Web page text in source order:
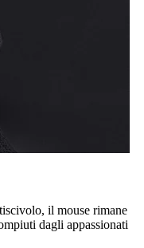
il mouse rimane
dagli appassionati